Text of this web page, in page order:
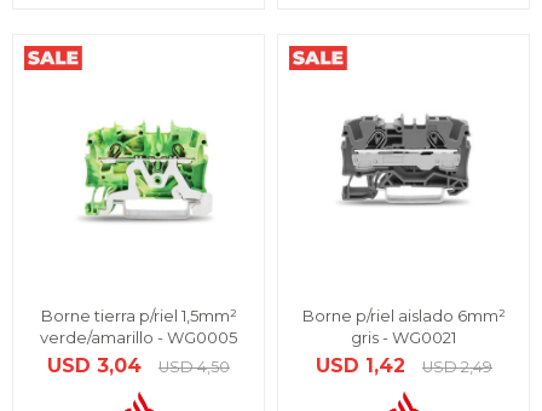
Borne tierra p/riel 1,5mm²
verde/amarillo - WG0005
USD 3,04 USD 4,50
Borne p/riel aislado 6mm²
gris - WG0021
USD 1,42 USD 2,49